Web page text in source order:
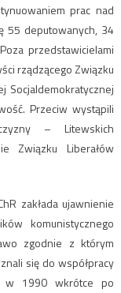
prac nad
55 deputowanych, 34
przedstawicielami
rządzącego Związku
Socjaldemokratycznej
Przeciw wystąpili
– Litewskich
Związku Liberałów
zakłada ujawnienie
komunistycznego
zgodnie z którym
się do współpracy
w 1990 wkrótce po